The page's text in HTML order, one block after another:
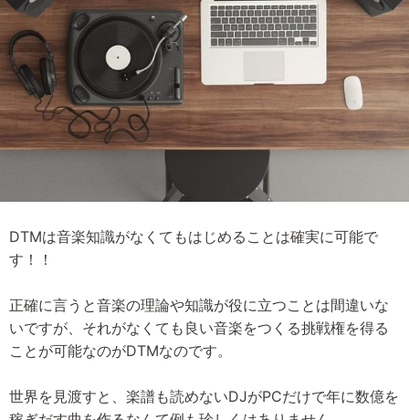
DTMは音楽知識がなくてもはじめることは確実に可能で
す！！
正確に言うと音楽の理論や知識が役に立つことは間違いな
いですが、それがなくても良い音楽をつくる挑戦権を得る
ことが可能なのがDTMなのです。
世界を見渡すと、楽譜も読めないDJがPCだけで年に数億を